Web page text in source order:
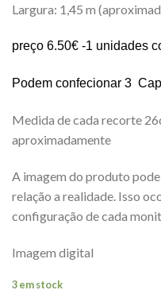
Largura: 1,45 m
preço 6.50€ -1 unidades
Podem confecionar 3
Medida de cada recorte
aproximadamente
A imagem do produto
relação a realidade. Isso
configuração de cada
Imagem digital
3 em stock